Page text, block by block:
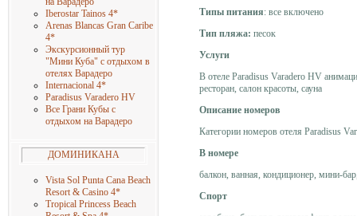
Iberostar Tainos 4*
Arenas Blancas Gran Caribe
4*
Экскурсионный тур
"Мини Куба" с отдыхом в
отелях Варадеро
Internacional 4*
Paradisus Varadero HV
Все Грани Кубы с
отдыхом на Варадеро
ДОМИНИКАНА
Vista Sol Punta Cana Beach
Resort & Casino 4*
Tropical Princess Beach
Типы питания: все включено
Тип пляжа: песок
Услуги
В отеле Paradisus Varadero HV
ресторан, салон красоты, сауна
Описание номеров
Категории номеров отеля Paradisus
В номере
балкон, ванная, кондиционер, мини-
Спорт